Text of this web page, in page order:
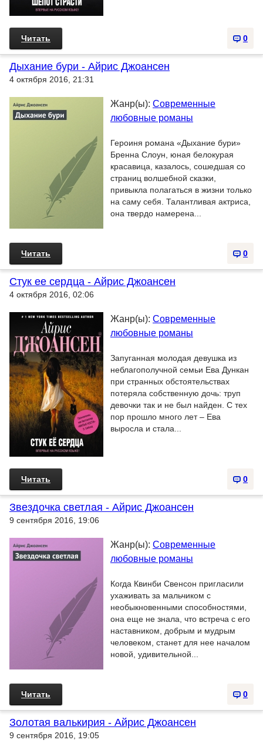
0
Читать
Дыхание бури - Айрис Джоансен
4 октября 2016, 21:31
Жанр(ы): Современные
любовные романы
Героиня романа «Дыхание бури»
Бренна Слоун, юная белокурая
красавица, казалось, сошедшая со
страниц волшебной сказки,
привыкла полагаться в жизни только
на саму себя. Талантливая актриса,
она твердо намерена...
0
Читать
Стук ее сердца - Айрис Джоансен
4 октября 2016, 02:06
Жанр(ы): Современные
любовные романы
Запуганная молодая девушка из
неблагополучной семьи Ева Дункан
при странных обстоятельствах
потеряла собственную дочь: труп
девочки так и не был найден. С тех
пор прошло много лет – Ева
выросла и стала...
0
Читать
Звездочка светлая - Айрис Джоансен
9 сентября 2016, 19:06
Жанр(ы): Современные
любовные романы
Когда Квинби Свенсон пригласили
ухаживать за мальчиком с
необыкновенными способностями,
она еще не знала, что встреча с его
наставником, добрым и мудрым
человеком, станет для нее началом
новой, удивительной...
0
Читать
Золотая валькирия - Айрис Джоансен
9 сентября 2016, 19:05